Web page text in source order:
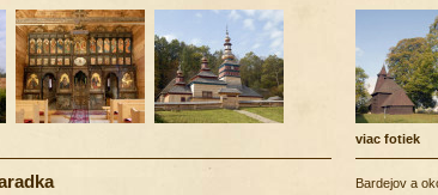
viac fotiek
Bardejov a